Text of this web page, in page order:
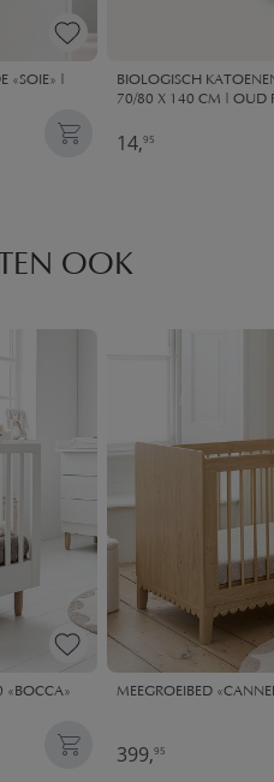
«SOIE» |
BIOLOGISCH
70/80 X 140 CM | OUD
14,95
OOK
«BOCCA» MEEGROEIBED
399,95